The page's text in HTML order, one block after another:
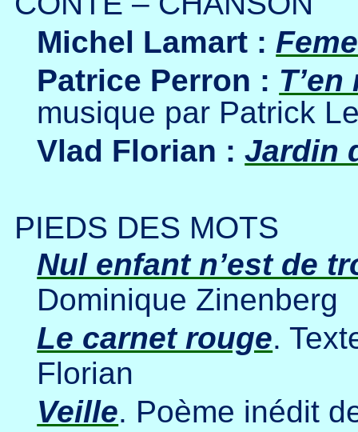
Michel Lamart :
Patrice Perron :
musique par Patrick
Vlad Florian :Jardin
PIEDS DES MOTS
Nul enfant n’est de
Dominique Zinenberg
Le carnet rouge.
Florian
Veille. Poème inédit